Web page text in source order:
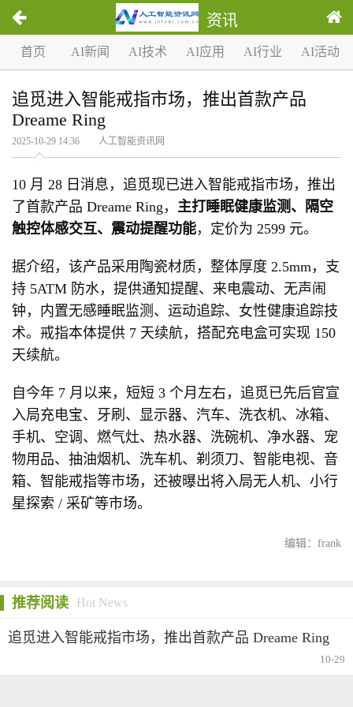
资讯
首页 AI新闻 AI技术 AI应用 AI行业 AI活动
追觅进入智能戒指市场，推出首款产品
Dreame Ring
2025-10-29 14:36 人工智能资讯网
10 月 28 日消息，追觅现已进入智能戒指市场，推出
了首款产品 Dreame Ring， 主打睡眠健康监测、隔空
触控体感交互、震动提醒功能，定价为 2599 元。
据介绍，该产品采用陶瓷材质，整体厚度 2.5mm，支
持 5ATM 防水，提供通知提醒、来电震动、无声闹
钟，内置无感睡眠监测、运动追踪、女性健康追踪技
术。戒指本体提供 7 天续航，搭配充电盒可实现 150
天续航。
自今年 7 月以来，短短 3 个月左右，追觅已先后官宣
入局充电宝、牙刷、显示器、汽车、洗衣机、冰箱、
手机、空调、燃气灶、热水器、洗碗机、净水器、宠
物用品、抽油烟机、洗车机、剃须刀、智能电视、音
箱、智能戒指等市场，还被曝出将入局无人机、小行
星探索 / 采矿等市场。
编辑：frank
推荐阅读 Hot News
追觅进入智能戒指市场，推出首款产品 Dreame Ring
10-29